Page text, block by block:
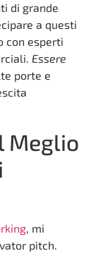
di grande
a questi
con esperti
Essere
porte e
Meglio
, mi
pitch.